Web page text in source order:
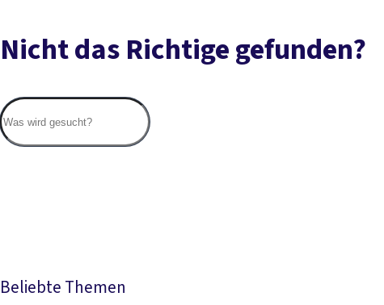
Nicht das Richtige gefunden?
Beliebte Themen